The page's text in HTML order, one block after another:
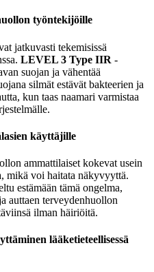
työntekijöille
jatkuvasti tekemisissä
LEVEL 3 Type IIR -
suojan ja vähentää
silmät estävät bakteerien ja
kun taas naamari varmistaa
käyttäjille
ammattilaiset kokevat usein
mikä voi haitata näkyvyyttä.
estämään tämä ongelma,
auttaen terveydenhuollon
ilman häiriöitä.
lääketieteellisessä